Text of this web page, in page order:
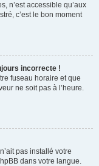
n’est accessible qu’aux
c’est le bon moment
incorrecte !
fuseau horaire et que
ne soit pas à l’heure.
pas installé votre
dans votre langue.